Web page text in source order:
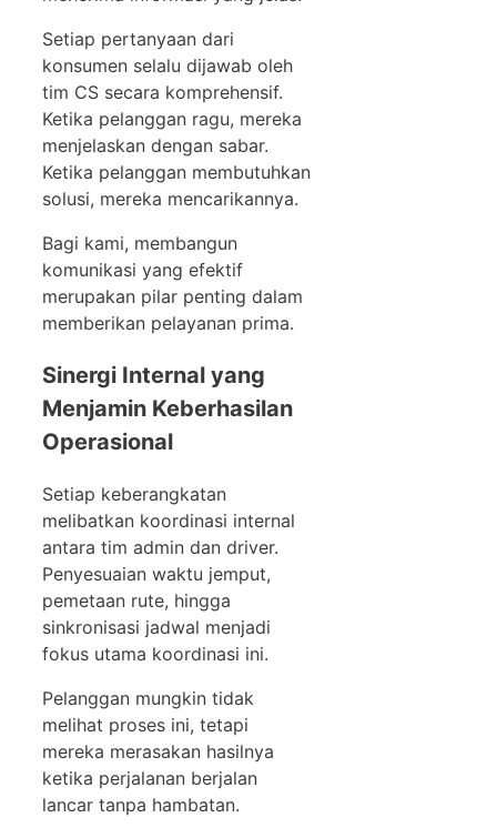
Setiap pertanyaan dari
konsumen selalu dijawab oleh
tim CS secara komprehensif.
Ketika pelanggan ragu, mereka
menjelaskan dengan sabar.
Ketika pelanggan membutuhkan
solusi, mereka mencarikannya.
Bagi kami, membangun
komunikasi yang efektif
merupakan pilar penting dalam
memberikan pelayanan prima.
Sinergi Internal yang
Menjamin Keberhasilan
Operasional
Setiap keberangkatan
melibatkan koordinasi internal
antara tim admin dan driver.
Penyesuaian waktu jemput,
pemetaan rute, hingga
sinkronisasi jadwal menjadi
fokus utama koordinasi ini.
Pelanggan mungkin tidak
melihat proses ini, tetapi
mereka merasakan hasilnya
ketika perjalanan berjalan
lancar tanpa hambatan.